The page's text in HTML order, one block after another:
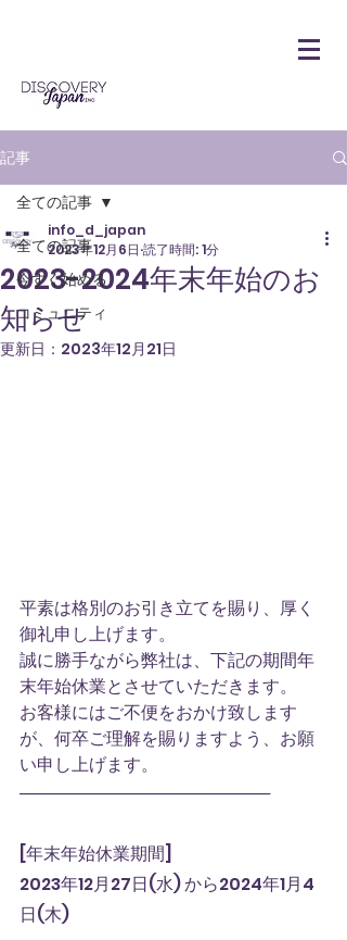
記事
全ての記事
今すぐ始める
コミュニティ
全ての記事
2023-2024年末年始のお
知らせ
info_d_japan
2023年12月6日 読了時間: 1分
更新日： 2023年12月21日
平素は格別のお引き立てを賜り、厚く
御礼申し上げます。
誠に勝手ながら弊社は、下記の期間年
末年始休業とさせていただきます。
お客様にはご不便をおかけ致します
が、何卒ご理解を賜りますよう、お願
い申し上げます。
─────────────────────
[年末年始休業期間]
2023年12月27日(水) から2024年1月4
日(木)